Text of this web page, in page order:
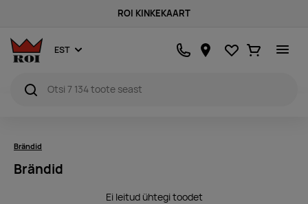
ROI KINKEKAART
EST Lemmikud
Ostukorv
Brändid
Brändid
Ei leitud ühtegi toodet